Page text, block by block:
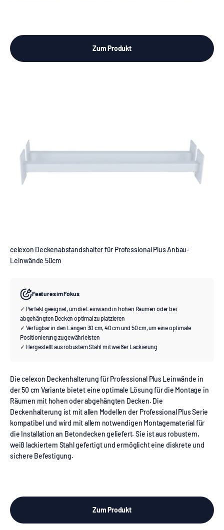
Zum Produkt
celexon Deckenabstandshalter für Professional Plus Anbau-
Leinwände 50cm
Features im Fokus
✓ Perfekt geeignet, um die Leinwand in hohen Räumen oder bei
abgehängten Decken optimal zu platzieren
✓ Verfügbar in den Längen 30 cm, 40 cm und 50 cm, um eine optimale
Positionierung zu gewährleisten
✓ Hergestellt aus robustem Stahl mit weißer Lackierung
Die celexon Deckenhalterung für Professional Plus Leinwände in
der 50 cm Variante bietet eine optimale Lösung für die Montage in
Räumen mit hohen oder abgehängten Decken. Die
Deckenhalterung ist mit allen Modellen der Professional Plus Serie
kompatibel und wird mit allem notwendigen Montagematerial für
die Installation an Betondecken geliefert. Sie ist aus robustem,
weiß lackiertem Stahl gefertigt und ermöglicht eine diskrete und
sichere Befestigung.
Zum Produkt